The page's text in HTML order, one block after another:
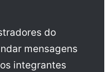
do
mensagens
integrantes